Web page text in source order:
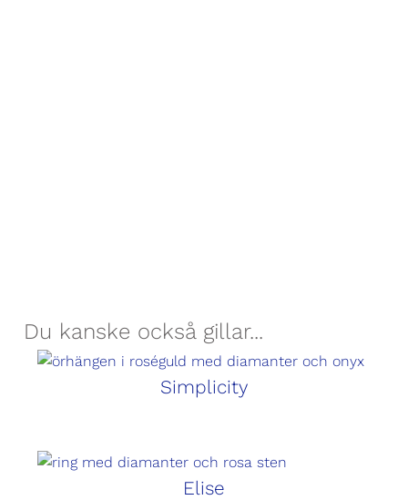
Du kanske också gillar...
Simplicity
Elise